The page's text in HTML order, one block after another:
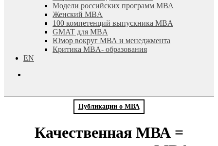
Модели российских программ МВА
Женский MBA
100 компетенций выпускника MBA
GMAT для MBA
Юмор вокруг МВА и менеджмента
Критика MBA- образования
EN
Публикации о МВА
Качественная МВА =